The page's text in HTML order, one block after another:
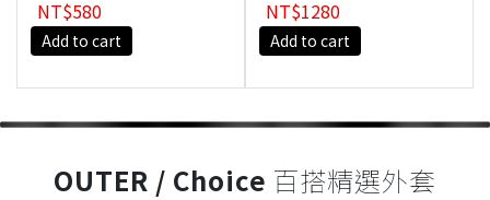
NT$580
Add to cart
NT$1280
Add to cart
OUTER / Choice 百搭精選外套